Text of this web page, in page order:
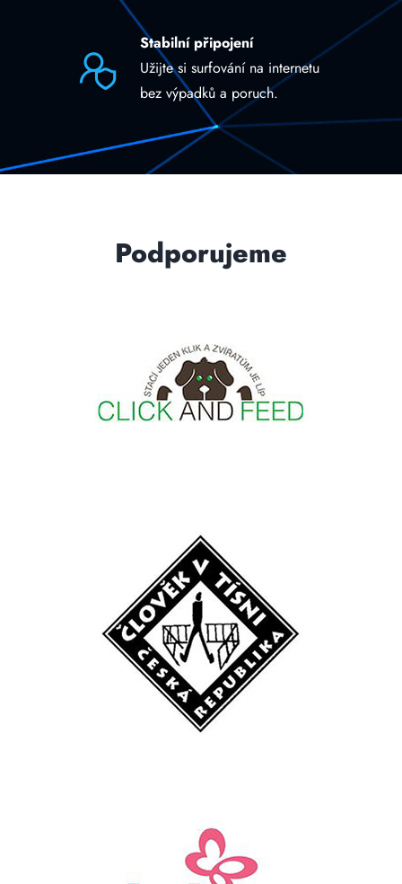
Stabilní připojení
Užijte si surfování na internetu
bez výpadků a poruch.
Podporujeme